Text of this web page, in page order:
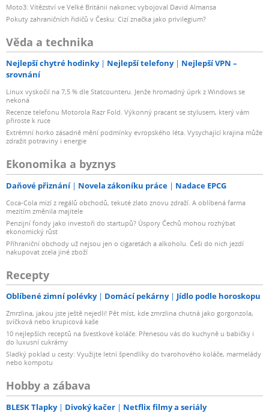
Moto3: Vítězství ve Velké Británii nakonec vybojoval David Almansa
Pokuty zahraničních řidičů v Česku: Cizí značka jako privilegium?
Věda a technika
Nejlepší chytré hodinky Nejlepší telefony
Nejlepší VPN –
srovnání
Linux vyskočil na 7,5 % dle Statcounteru. Jenže hromadný úprk z Windows se
nekoná
Recenze telefonu Motorola Razr Fold. Výkonný pracant se stylusem, který vám
přiroste k ruce
Extrémní horko zásadně mění podmínky evropského léta. Vysychající krajina může
zdražit potraviny i energie
Ekonomika a byznys
Daňové přiznání Novela zákoníku práce Nadace EPCG
Coca-Cola mizí z regálů obchodů, tekuté zlato znovu zdraží. A oblíbená farma
mezitím změnila majitele
Penzijní fondy jako investoři do startupů? Úspory Čechů mohou rozhýbat
ekonomický růst
Příhraniční obchody už nejsou jen o cigaretách a alkoholu. Češi do nich jezdí
nakupovat zcela jiné zboží
Recepty
Oblíbené zimní polévky Domácí pekárny Jídlo podle horoskopu
Zmrzlina, jakou jste ještě nejedli! Pět míst, kde zmrzlina chutná jako gorgonzola,
svíčková nebo krupicová kaše
10 nejlepších receptů na švestkové koláče: Přenesou vás do kuchyně u babičky i
do luxusní cukrárny
Sladký poklad u cesty: Využijte letní špendlíky do tvarohového koláče, marmelády
nebo kompotu
Hobby a zábava
BLESK Tlapky Divoký kačer Netflix filmy a seriály